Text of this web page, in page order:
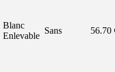
Blanc
Enlevable
Sans 56.70